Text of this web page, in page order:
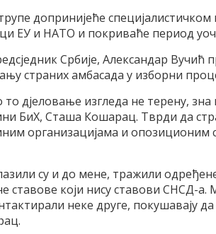
допринијеће специјалистичком
ЕУ и НАТО и покриваће период
Србије, Александар Вучић
страних амбасада у изборни
то дјеловање изгледа не терену,
БиХ, Сташа Кошарац. Тврди да
организацијама и опозиционим
су и до мене, тражили
ставове који нису ставови СНСД-
неке друге, покушавају